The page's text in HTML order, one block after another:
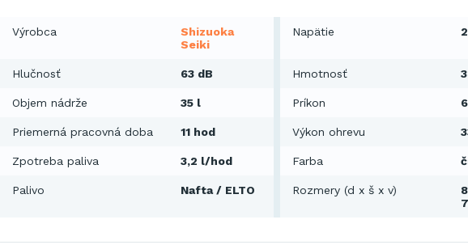
Výrobca
Shizuoka
Seiki
Napätie
Hlučnosť 63 dB Hmotnosť
Objem nádrže 35 l Príkon
Priemerná pracovná doba 11 hod Výkon ohrevu
Zpotreba paliva 3,2 l/hod Farba
Palivo Nafta / ELTO Rozmery (d x š x v)